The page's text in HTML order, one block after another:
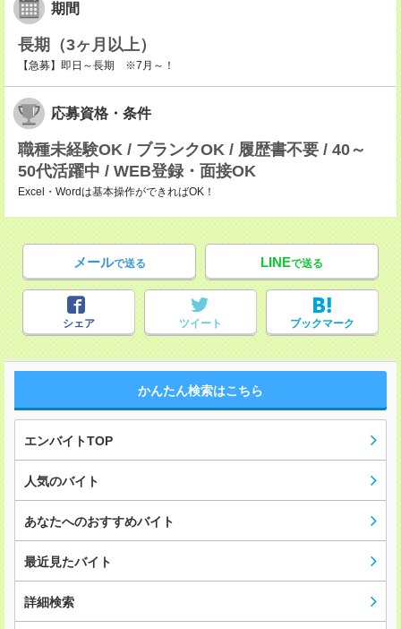
期間
長期（3ヶ月以上）
【急募】即日～長期 ※7月～！
応募資格・条件
職種未経験OK / ブランクOK / 履歴書不要 / 40～
50代活躍中 / WEB登録・面接OK
Excel・Wordは基本操作ができればOK！
メールで送る LINEで送る
シェア ツイート ブックマーク
かんたん検索はこちら
エンバイトTOP
人気のバイト
あなたへのおすすめバイト
最近見たバイト
詳細検索